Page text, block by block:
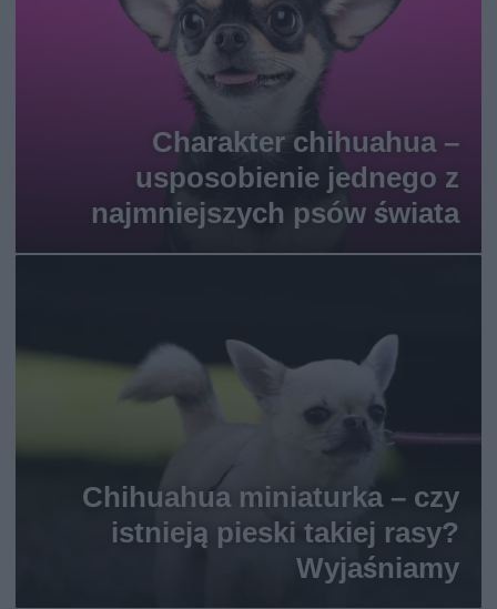
Charakter chihuahua –
usposobienie jednego z
najmniejszych psów świata
Chihuahua miniaturka – czy
istnieją pieski takiej rasy?
Wyjaśniamy